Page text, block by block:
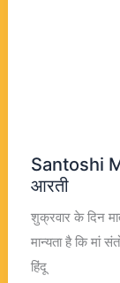
Santoshi
आरती
शुक्रवार के दिन
मान्यता है कि मां
हिंदू